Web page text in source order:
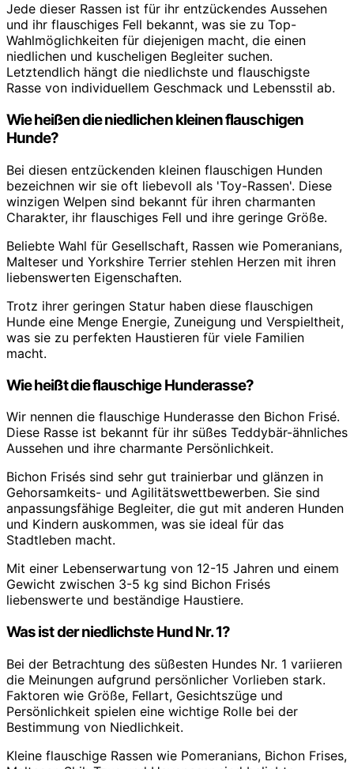
Jede dieser Rassen ist für ihr entzückendes Aussehen
und ihr flauschiges Fell bekannt, was sie zu Top-
Wahlmöglichkeiten für diejenigen macht, die einen
niedlichen und kuscheligen Begleiter suchen.
Letztendlich hängt die niedlichste und flauschigste
Rasse von individuellem Geschmack und Lebensstil ab.
Wie heißen die niedlichen kleinen flauschigen
Hunde?
Bei diesen entzückenden kleinen flauschigen Hunden
bezeichnen wir sie oft liebevoll als 'Toy-Rassen'. Diese
winzigen Welpen sind bekannt für ihren charmanten
Charakter, ihr flauschiges Fell und ihre geringe Größe.
Beliebte Wahl für Gesellschaft, Rassen wie Pomeranians,
Malteser und Yorkshire Terrier stehlen Herzen mit ihren
liebenswerten Eigenschaften.
Trotz ihrer geringen Statur haben diese flauschigen
Hunde eine Menge Energie, Zuneigung und Verspieltheit,
was sie zu perfekten Haustieren für viele Familien
macht.
Wie heißt die flauschige Hunderasse?
Wir nennen die flauschige Hunderasse den Bichon Frisé.
Diese Rasse ist bekannt für ihr süßes Teddybär-ähnliches
Aussehen und ihre charmante Persönlichkeit.
Bichon Frisés sind sehr gut trainierbar und glänzen in
Gehorsamkeits- und Agilitätswettbewerben. Sie sind
anpassungsfähige Begleiter, die gut mit anderen Hunden
und Kindern auskommen, was sie ideal für das
Stadtleben macht.
Mit einer Lebenserwartung von 12-15 Jahren und einem
Gewicht zwischen 3-5 kg sind Bichon Frisés
liebenswerte und beständige Haustiere.
Was ist der niedlichste Hund Nr. 1?
Bei der Betrachtung des süßesten Hundes Nr. 1 variieren
die Meinungen aufgrund persönlicher Vorlieben stark.
Faktoren wie Größe, Fellart, Gesichtszüge und
Persönlichkeit spielen eine wichtige Rolle bei der
Bestimmung von Niedlichkeit.
Kleine flauschige Rassen wie Pomeranians, Bichon Frises,